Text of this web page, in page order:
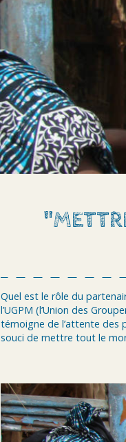
Quel est le rôle du
l’UGPM (l’Union des
témoigne de l’attente des
souci de mettre tout le